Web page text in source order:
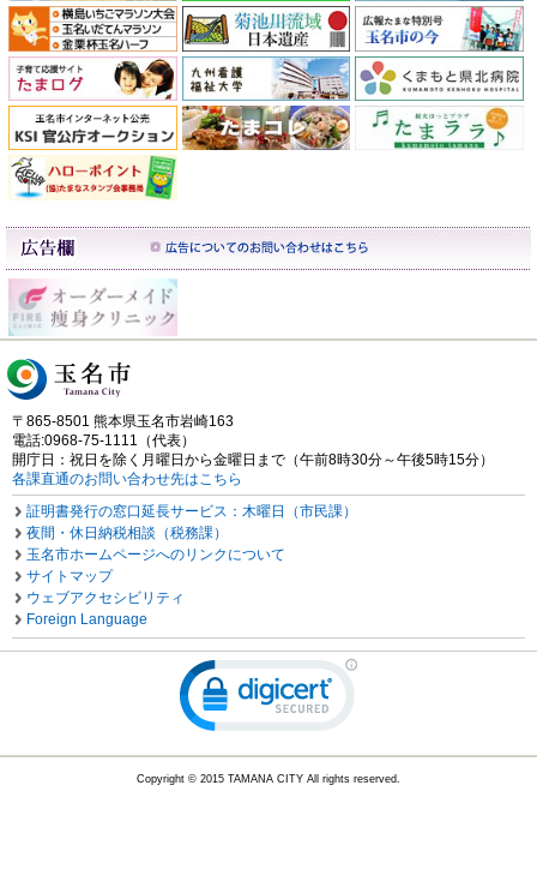
〒865-8501 熊本県玉名市岩崎163
電話:0968-75-1111（代表）
開庁日：祝日を除く月曜日から金曜日まで（午前8時30分～午後5時15分）
各課直通のお問い合わせ先はこちら
証明書発行の窓口延長サービス：木曜日（市民課）
夜間・休日納税相談（税務課）
玉名市ホームページへのリンクについて
サイトマップ
ウェブアクセシビリティ
Foreign Language
Copyright © 2015 TAMANA CITY All rights reserved.